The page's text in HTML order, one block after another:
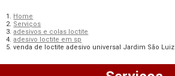
Home
Serviços
adesivos e colas loctite
adesivo loctite em sp
venda de loctite adesivo universal Jardim São Luiz